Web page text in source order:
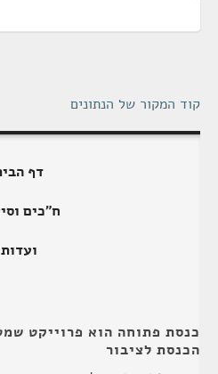
קוד המקור של הנתונים
דף
ח"כים
ועדות
כנסת פתוחה הוא פרוייקט
הכנסת לציבור